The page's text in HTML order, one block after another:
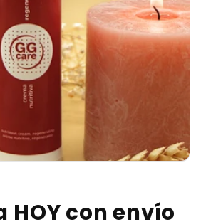
HOY con envío